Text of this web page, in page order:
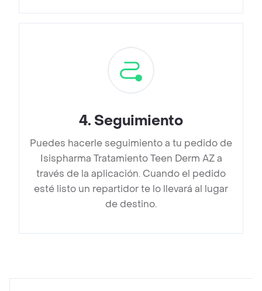
4. Seguimiento
Puedes hacerle seguimiento a tu pedido de
Isispharma Tratamiento Teen Derm AZ a
través de la aplicación. Cuando el pedido
esté listo un repartidor te lo llevará al lugar
de destino.